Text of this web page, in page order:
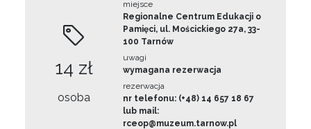
14 zł
osoba
miejsce
Regionalne Centrum Edukacji o
Pamięci, ul. Mościckiego 27a, 33-
100 Tarnów
uwagi
wymagana rezerwacja
rezerwacja
nr telefonu: (+48) 14 657 18 67
lub mail:
rceop@muzeum.tarnow.pl